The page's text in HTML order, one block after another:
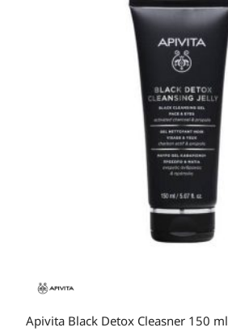
Apivita Black Detox Cleasner 150 ml